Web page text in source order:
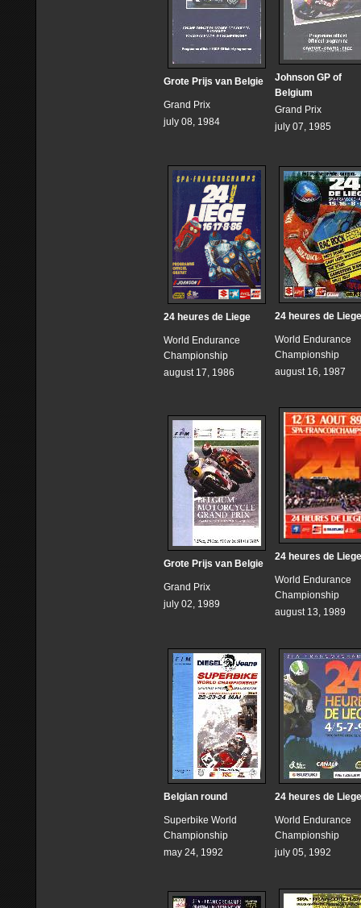
Grote Prijs van Belgie
Grand Prix
july 08, 1984
Johnson GP of
Belgium
Grand Prix
july 07, 1985
24 heures de Liege
World Endurance
Championship
august 17, 1986
24 heures de Liege
World Endurance
Championship
august 16, 1987
Grote Prijs van Belgie
Grand Prix
july 02, 1989
24 heures de Liege
World Endurance
Championship
august 13, 1989
Belgian round
Superbike World
Championship
may 24, 1992
24 heures de Liege
World Endurance
Championship
july 05, 1992